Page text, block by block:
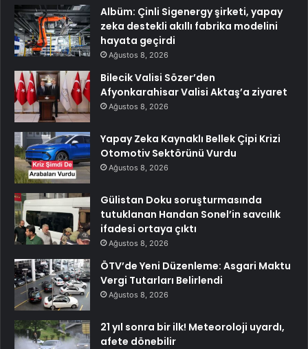
Albüm: Çinli Sigenergy şirketi, yapay
zeka destekli akıllı fabrika modelini
hayata geçirdi
Ağustos 8, 2026
Bilecik Valisi Sözer’den
Afyonkarahisar Valisi Aktaş’a ziyaret
Ağustos 8, 2026
Yapay Zeka Kaynaklı Bellek Çipi Krizi
Otomotiv Sektörünü Vurdu
Ağustos 8, 2026
Gülistan Doku soruşturmasında
tutuklanan Handan Sonel’in savcılık
ifadesi ortaya çıktı
Ağustos 8, 2026
ÖTV’de Yeni Düzenleme: Asgari Maktu
Vergi Tutarları Belirlendi
Ağustos 8, 2026
21 yıl sonra bir ilk! Meteoroloji uyardı,
afete dönebilir